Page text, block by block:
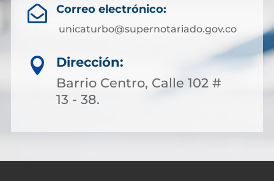
 Correo electrónico:
unicaturbo@supernotariado.gov.co

Dirección:
Barrio Centro, Calle 102 #
13 - 38.